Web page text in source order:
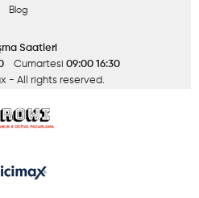
Blog
Saatleri
Cumartesi 09:00 16:30
- All rights reserved.